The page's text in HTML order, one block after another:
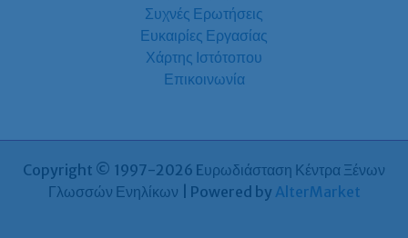
Συχνές Ερωτήσεις
Ευκαιρίες Εργασίας
Χάρτης Ιστότοπου
Επικοινωνία
Copyright © 1997-2026 Eυρωδιάσταση Κέντρα Ξένων
Γλωσσών Ενηλίκων | Powered by AlterMarket